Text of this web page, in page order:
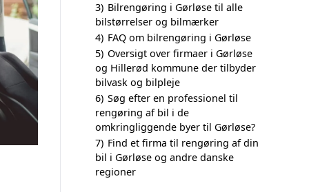
3) Bilrengøring i Gørløse til alle
bilstørrelser og bilmærker
4) FAQ om bilrengøring i Gørløse
5) Oversigt over firmaer i Gørløse
og Hillerød kommune der tilbyder
bilvask og bilpleje
6) Søg efter en professionel til
rengøring af bil i de
omkringliggende byer til Gørløse?
7) Find et firma til rengøring af din
bil i Gørløse og andre danske
regioner